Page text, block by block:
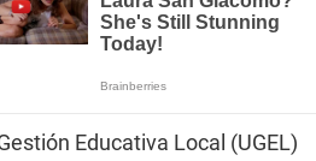
Educativa Local (UGEL)